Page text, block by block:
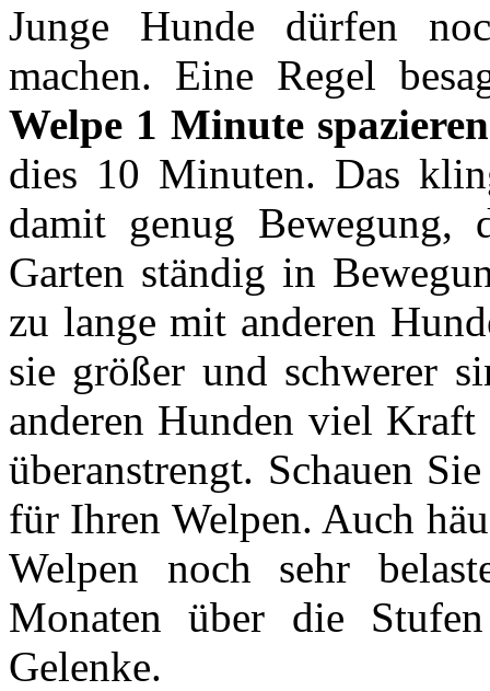
Junge Hunde dürfen
machen. Eine Regel
Welpe 1 Minute
dies 10 Minuten. Das
damit genug
Garten ständig in
zu lange mit anderen
sie größer und schwerer
anderen Hunden viel
überanstrengt. Schauen
für Ihren Welpen. Auch
Welpen noch sehr
Monaten über die
Gelenke.